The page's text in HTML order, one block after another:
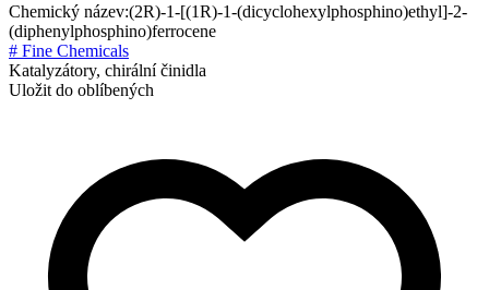
Chemický název:(2R)-1-[(1R)-1-(dicyclohexylphosphino)ethyl]-2-
(diphenylphosphino)ferrocene
# Fine Chemicals
Katalyzátory, chirální činidla
Uložit do oblíbených